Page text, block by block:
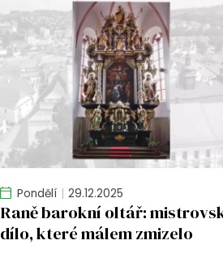
Pondělí 29.12.2025
Raně barokní oltář:
dílo, které málem zmizelo